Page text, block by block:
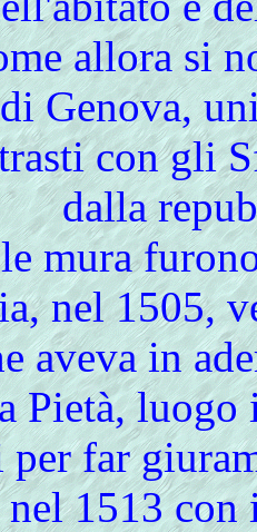
allora si
Genova,
con gli
dalla
mura
nel 1505,
aveva in
Pietà,
far
1513